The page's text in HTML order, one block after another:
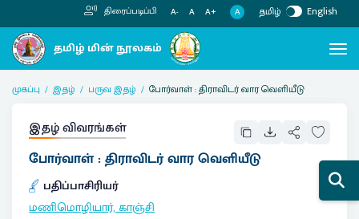
திரைப்படிப்பி A- A A+ A தமிழ் English
முகப்பு இதழ் பருவ இதழ் போர்வாள் : திராவிடர் வார வெளியீடு
இதழ் விவரங்கள்
போர்வாள் : திராவிடர் வார வெளியீடு
பதிப்பாசிரியர்
மணிமொழியார், காஞ்சி